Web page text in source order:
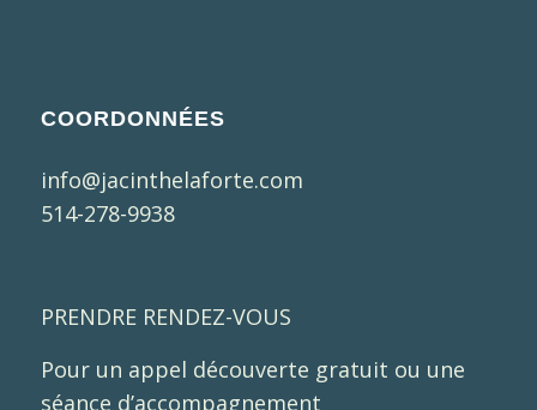
COORDONNÉES
info@jacinthelaforte.com
514-278-9938
PRENDRE RENDEZ-VOUS
Pour un appel découverte gratuit ou une
séance d’accompagnement